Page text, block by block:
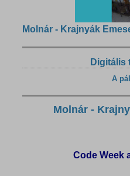
Molnár - Krajnyák
Digitális
A
Molnár -
Code Week